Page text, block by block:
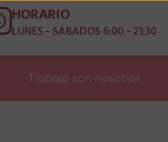
HORARIO
LUNES - SÁBADOS 6:00 - 21:30
Trabaja con nosotros